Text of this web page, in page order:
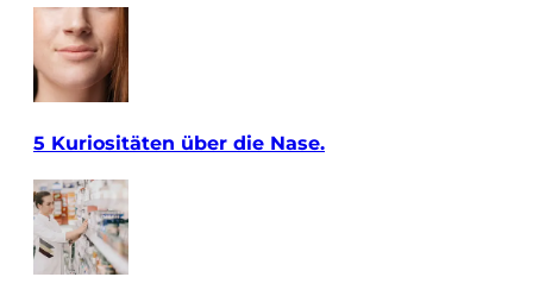
5 Kuriositäten über die Nase.